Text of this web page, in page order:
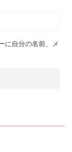
に自分の名前、メ